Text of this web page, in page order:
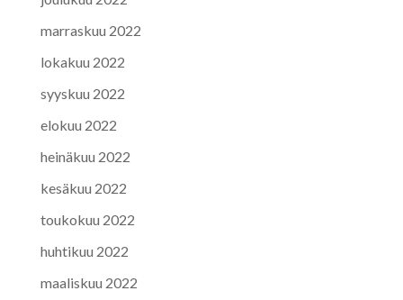
marraskuu 2022
lokakuu 2022
syyskuu 2022
elokuu 2022
heinäkuu 2022
kesäkuu 2022
toukokuu 2022
huhtikuu 2022
maaliskuu 2022